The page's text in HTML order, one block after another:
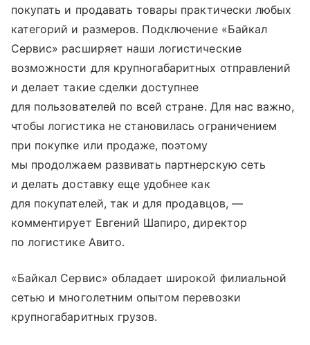
покупать и продавать товары практически любых
категорий и размеров. Подключение «Байкал
Сервис» расширяет наши логистические
возможности для крупногабаритных отправлений
и делает такие сделки доступнее
для пользователей по всей стране. Для нас важно,
чтобы логистика не становилась ограничением
при покупке или продаже, поэтому
мы продолжаем развивать партнерскую сеть
и делать доставку еще удобнее как
для покупателей, так и для продавцов, —
комментирует Евгений Шапиро, директор
по логистике Авито.
«Байкал Сервис» обладает широкой филиальной
сетью и многолетним опытом перевозки
крупногабаритных грузов.